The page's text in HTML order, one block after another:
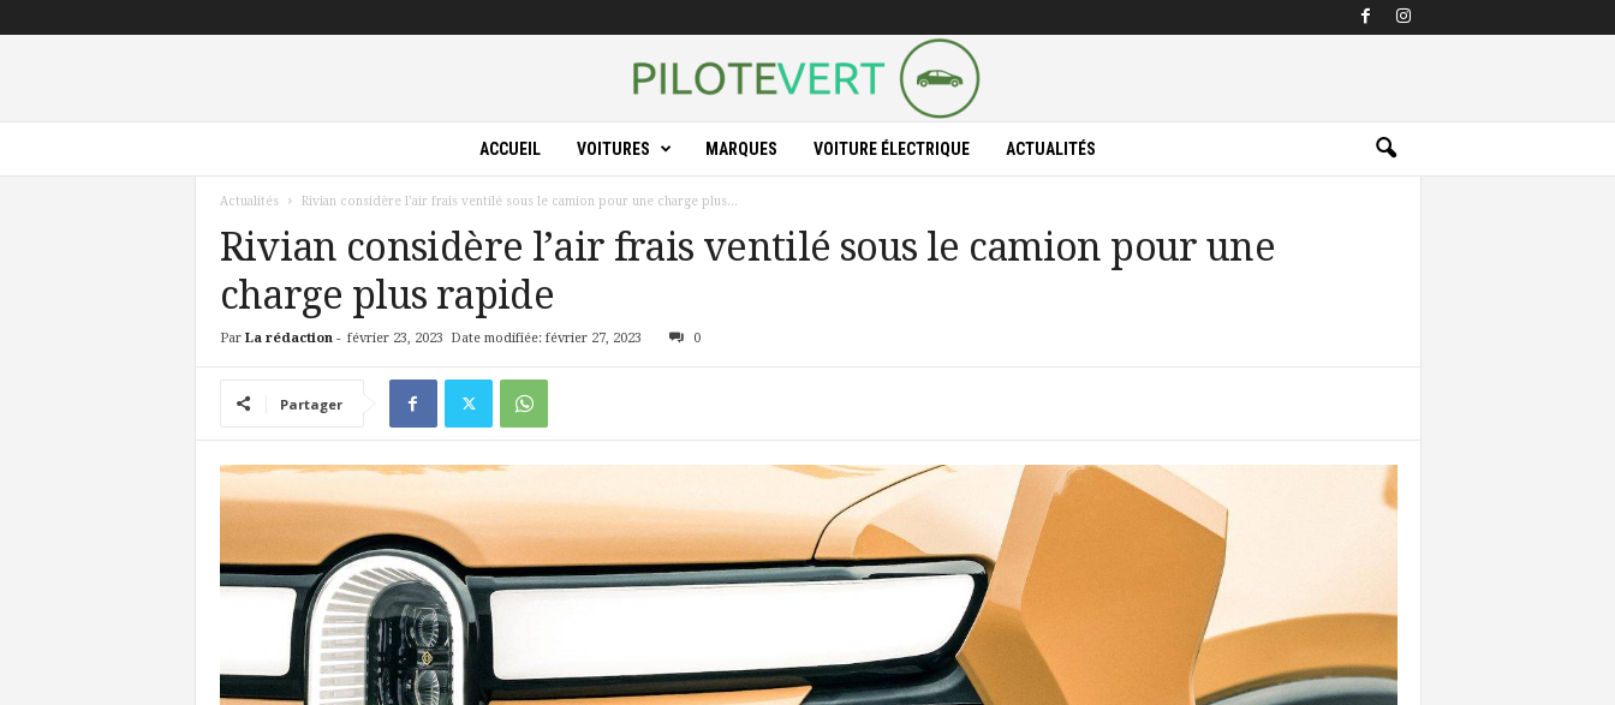
ACCUEIL VOITURES MARQUES VOITURE ÉLECTRIQUE ACTUALITÉS
Actualités Rivian considère l’air frais ventilé sous le camion pour une charge plus...
Rivian considère l’air frais ventilé sous le camion pour une
charge plus rapide
Par La rédaction- février 23, 2023 Date modifiée: février 27, 2023 0
Partager